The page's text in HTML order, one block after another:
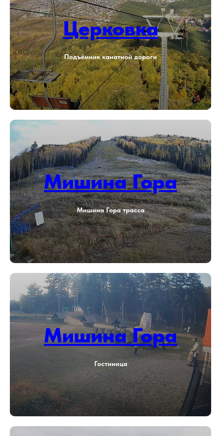
Церковка
Подъёмник канатной дороги
Мишина Гора
Мишина Гора трасса
Мишина Гора
Гостиница